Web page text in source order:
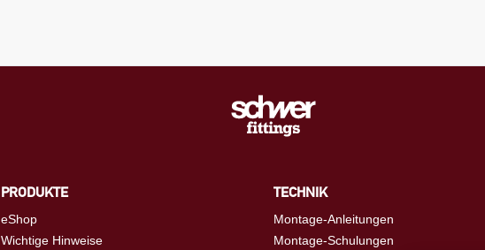
PRODUKTE
eShop
Wichtige Hinweise
TECHNIK
Montage-Anleitungen
Montage-Schulungen